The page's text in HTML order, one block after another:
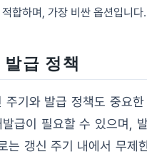
합하며, 가장 비싼 옵션입니다.
급 정책
기와 발급 정책도 중요
급이 필요할 수 있으며,
는 갱신 주기 내에서 무제